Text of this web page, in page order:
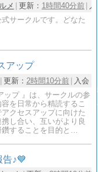
メ 更新： 1時間40分前
サークルです。どなた
アップ
更新： 2時間10分前 入会：
ップ 』は、サークルの参
を日常から精読するこ
クセスアップに向けた
し合い、互いがより良
することを目的と…
♪💙